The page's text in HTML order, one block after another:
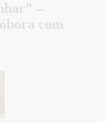
–
com